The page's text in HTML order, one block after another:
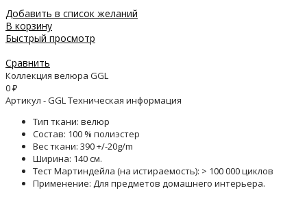
Добавить в список желаний
В корзину
Быстрый просмотр
Сравнить
Коллекция велюра GGL
0₽
Артикул - GGL Техническая информация
Тип ткани: велюр
Состав: 100 % полиэстер
Вес ткани: 390 +/-20g/m
Ширина: 140 см.
Тест Мартиндейла (на истираемость): > 100 000 циклов
Применение: Для предметов домашнего интерьера.